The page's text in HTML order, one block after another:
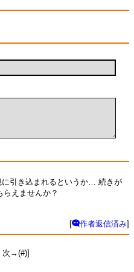
引き込まれるというか… 続きが
えませんか？
[ 作者返信済み]
次→(#)]